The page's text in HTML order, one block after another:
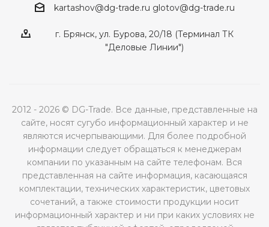
kartashov@dg-trade.ru glotov@dg-trade.ru
г. Брянск, ул. Бурова, 20/18 (Терминал ТК
"Деловые Линии")
2012 - 2026 © DG-Trade. Все данные, представленные на
сайте, носят сугубо информационный характер и не
являются исчерпывающими. Для более подробной
информации следует обращаться к менеджерам
компании по указанным на сайте телефонам. Вся
представленная на сайте информация, касающаяся
комплектации, технических характеристик, цветовых
сочетаний, а также стоимости продукции носит
информационный характер и ни при каких условиях не